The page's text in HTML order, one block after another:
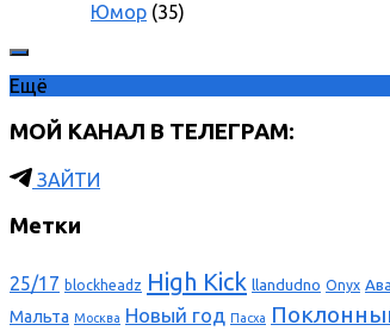
Юмор (35)
Ещё
МОЙ КАНАЛ В ТЕЛЕГРАМ:
ЗАЙТИ
Метки
25/17 blockheadz High Kick llandudno Onyx
Мальта Москва Новый год Пасха